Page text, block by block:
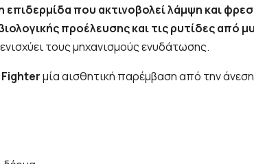
που ακτινοβολεί λάμψη και
προέλευσης και τις ρυτίδες από
τους μηχανισμούς ενυδάτωσης.
μία αισθητική παρέμβαση από την